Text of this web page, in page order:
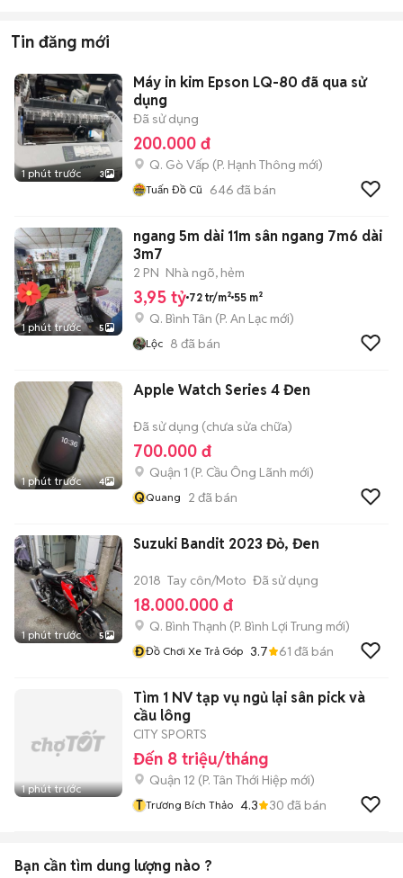
Tin đăng mới
1 phút trước 3
Máy in kim Epson LQ-80 đã qua sử
dụng
Đã sử dụng
200.000 đ
Q. Gò Vấp (P. Hạnh Thông mới)
Tuấn Đồ Cũ 646 đã bán
1 phút trước 5
ngang 5m dài 11m sân ngang 7m6 dài
3m7
2 PN Nhà ngõ, hẻm
3,95 tỷ 72 tr/m² 55 m²
Q. Bình Tân (P. An Lạc mới)
Lộc 8 đã bán
1 phút trước 4
Apple Watch Series 4 Đen
Đã sử dụng (chưa sửa chữa)
700.000 đ
Quận 1 (P. Cầu Ông Lãnh mới)
QQuang 2 đã bán
1 phút trước 5
Suzuki Bandit 2023 Đỏ, Đen
2018 Tay côn/Moto Đã sử dụng
18.000.000 đ
Q. Bình Thạnh (P. Bình Lợi Trung mới)
ĐĐồ Chơi Xe Trả Góp 3.7 61 đã bán
1 phút trước
Tìm 1 NV tạp vụ ngủ lại sân pick và
cầu lông
CITY SPORTS
Đến 8 triệu/tháng
Quận 12 (P. Tân Thới Hiệp mới)
T Trương Bích Thảo 4.3 30 đã bán
Bạn cần tìm dung lượng nào ?